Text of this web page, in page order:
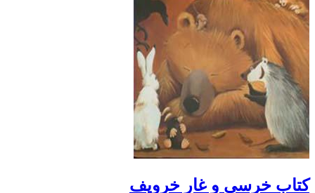
کتاب خرسی و غار خروپف